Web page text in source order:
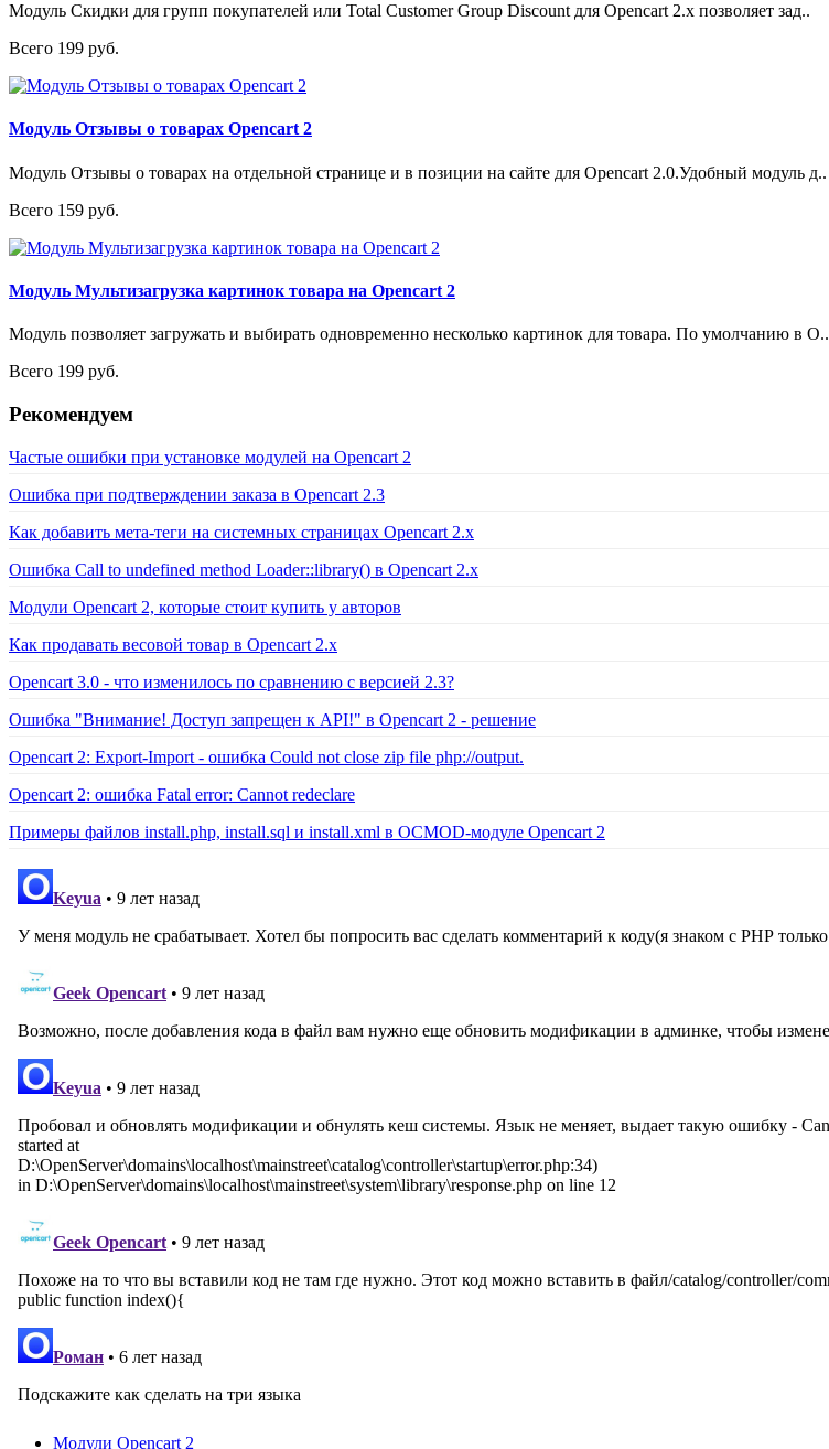
Модуль Скидки для групп покупателей или Total Customer Group Discount для Opencart 2.x позволяет зад..
Всего 199 руб.
Модуль Отзывы о товарах Opencart 2
Модуль Отзывы о товарах на отдельной странице и в позиции на сайте для Opencart 2.0.Удобный модуль д..
Всего 159 руб.
Модуль Мультизагрузка картинок товара на Opencart 2
Модуль позволяет загружать и выбирать одновременно несколько картинок для товара. По умолчанию в O..
Всего 199 руб.
Рекомендуем
Частые ошибки при установке модулей на Opencart 2
Ошибка при подтверждении заказа в Opencart 2.3
Как добавить мета-теги на системных страницах Opencart 2.x
Ошибка Call to undefined method Loader::library() в Opencart 2.x
Модули Opencart 2, которые стоит купить у авторов
Как продавать весовой товар в Opencart 2.x
Opencart 3.0 - что изменилось по сравнению с версией 2.3?
Ошибка "Внимание! Доступ запрещен к API!" в Opencart 2 - решение
Opencart 2: Export-Import - ошибка Could not close zip file php://output.
Opencart 2: ошибка Fatal error: Cannot redeclare
Примеры файлов install.php, install.sql и install.xml в OCMOD-модуле Opencart 2
Модули Opencart 2